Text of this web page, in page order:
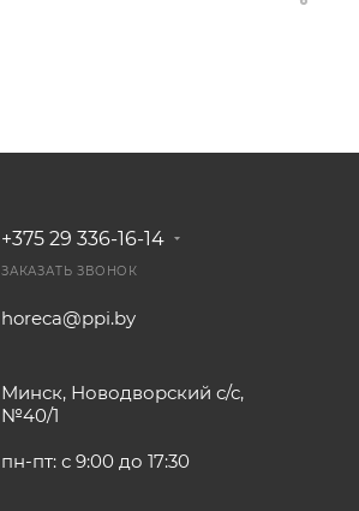
+375 29 336-16-14
ЗАКАЗАТЬ ЗВОНОК
horeca@ppi.by
Минск, Новодворский с/с,
№40/1
пн-пт: с 9:00 до 17:30